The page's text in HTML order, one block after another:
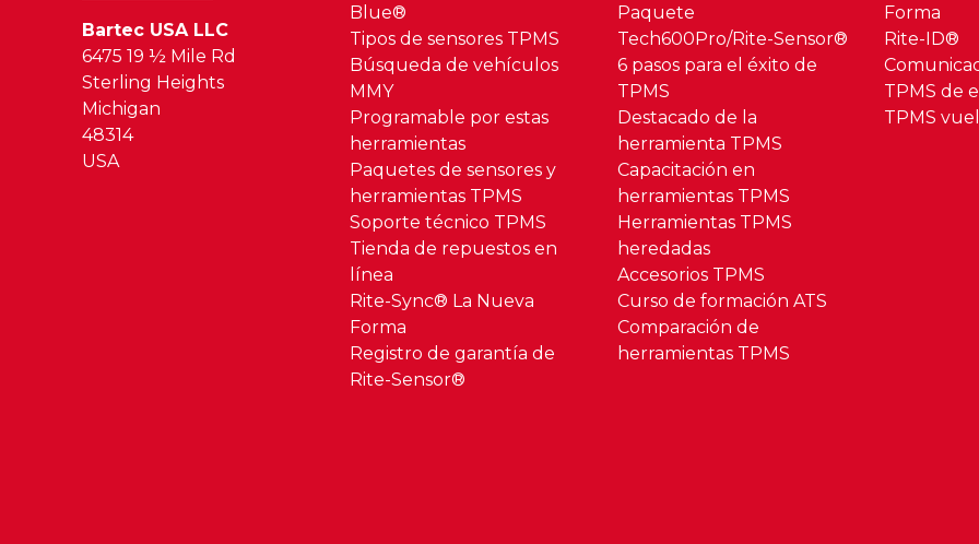
Bartec USA LLC
6475 19 ½ Mile Rd
Sterling Heights
Michigan
48314
USA
Blue®
Tipos de sensores TPMS
Búsqueda de vehículos
MMY
Programable por estas
herramientas
Paquetes de sensores y
herramientas TPMS
Soporte técnico TPMS
Tienda de repuestos en
línea
Rite-Sync® La Nueva
Forma
Registro de garantía de
Rite-Sensor®
Paquete
Tech600Pro/Rite-Sensor®
6 pasos para el éxito de
TPMS
Destacado de la
herramienta TPMS
Capacitación en
herramientas TPMS
Herramientas TPMS
heredadas
Accesorios TPMS
Curso de formación ATS
Comparación de
herramientas TPMS
Forma
Rite-ID®
TPMS de
TPMS